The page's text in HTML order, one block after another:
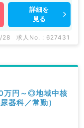
クなどの医療機
下さい。
詳細を
見る
28 求人No. : 627431
万円～◎地域中核
器科／常勤）